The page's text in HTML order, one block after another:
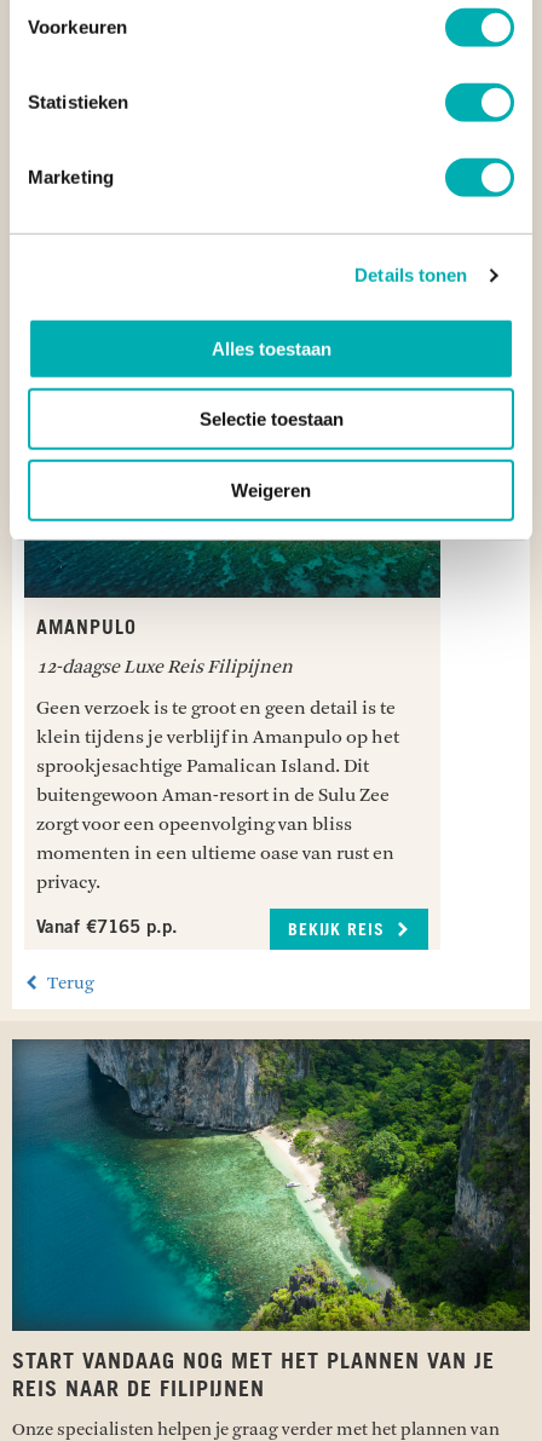
Voorkeuren
Statistieken
Marketing
Details tonen
Alles toestaan
Selectie toestaan
Weigeren
AMANPULO
12-daagse Luxe Reis Filipijnen
Geen verzoek is te groot en geen detail is te
klein tijdens je verblijf in Amanpulo op het
sprookjesachtige Pamalican Island. Dit
buitengewoon Aman-resort in de Sulu Zee
zorgt voor een opeenvolging van bliss
momenten in een ultieme oase van rust en
privacy.
Vanaf €7165 p.p. BEKIJK REIS
Terug
START VANDAAG NOG MET HET PLANNEN VAN JE
REIS NAAR DE FILIPIJNEN
Onze specialisten helpen je graag verder met het plannen van